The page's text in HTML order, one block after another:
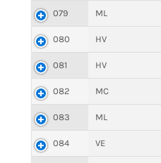
079 ML
080 HV
081 HV
082 MC
083 ML
084 VE